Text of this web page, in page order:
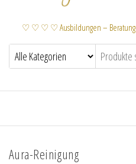
♡ ♡ ♡ ♡ Ausbildungen –
Aura-Reinigung